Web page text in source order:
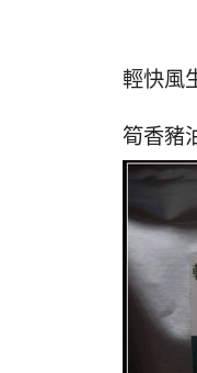
輕快風
筍香豬